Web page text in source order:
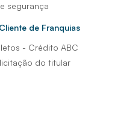
segurança
de Franquias
- Crédito ABC
do titular